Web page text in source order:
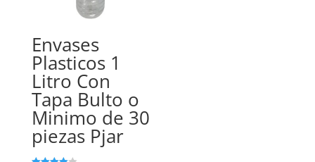
Envases
Plasticos 1
Litro Con
Tapa Bulto o
Minimo de 30
piezas Pjar